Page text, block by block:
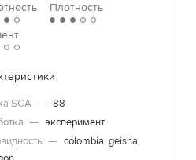
Плотность
SCA — 88
— эксперимент
— colombia, geisha,